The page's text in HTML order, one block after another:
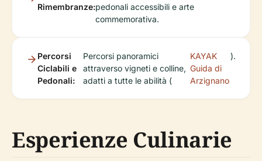
Rimembranze:pedonali accessibili e arte
commemorativa.
Percorsi
Ciclabili e
Pedonali:
Percorsi panoramici
attraverso vigneti e colline,
adatti a tutte le abilità (
KAYAK
Guida di
Arzignano
).
Esperienze Culinarie